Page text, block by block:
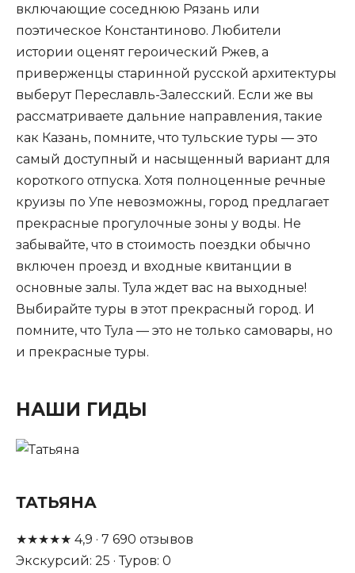
включающие соседнюю Рязань или
поэтическое Константиново. Любители
истории оценят героический Ржев, а
приверженцы старинной русской архитектуры
выберут Переславль-Залесский. Если же вы
рассматриваете дальние направления, такие
как Казань, помните, что тульские туры — это
самый доступный и насыщенный вариант для
короткого отпуска. Хотя полноценные речные
круизы по Упе невозможны, город предлагает
прекрасные прогулочные зоны у воды. Не
забывайте, что в стоимость поездки обычно
включен проезд и входные квитанции в
основные залы. Тула ждет вас на выходные!
Выбирайте туры в этот прекрасный город. И
помните, что Тула — это не только самовары, но
и прекрасные туры.
НАШИ ГИДЫ
ТАТЬЯНА
★★★★★ 4,9 · 7 690 отзывов
Экскурсий: 25 · Туров: 0